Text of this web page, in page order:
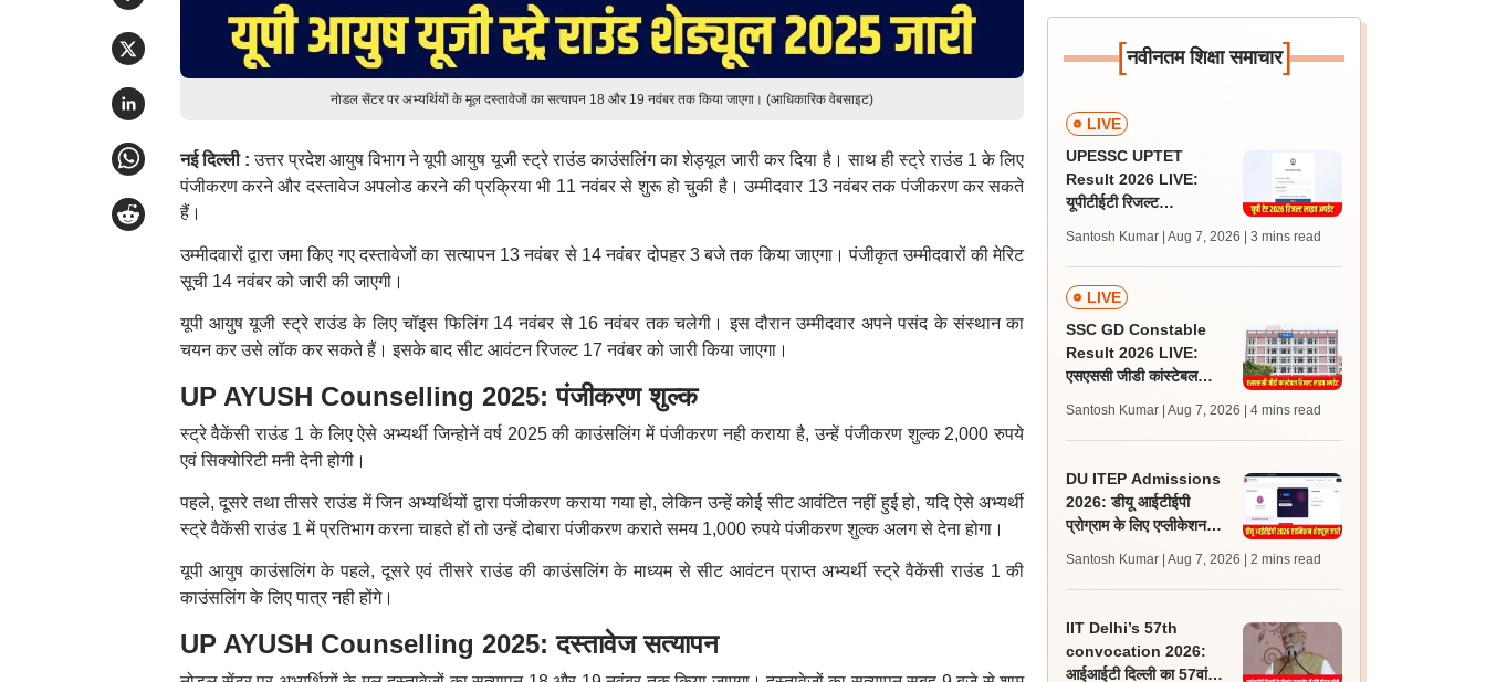
नोडल सेंटर पर अभ्यर्थियों के मूल दस्तावेजों का सत्यापन 18 और 19 नवंबर तक किया जाएगा। (आधिकारिक वेबसाइट)
नई दिल्ली : उत्तर प्रदेश आयुष विभाग ने यूपी आयुष यूजी स्ट्रे राउंड काउंसलिंग का शेड्यूल जारी कर दिया है। साथ ही स्ट्रे राउंड 1 के लिए
पंजीकरण करने और दस्तावेज अपलोड करने की प्रक्रिया भी 11 नवंबर से शुरू हो चुकी है। उम्मीदवार 13 नवंबर तक पंजीकरण कर सकते
हैं।
उम्मीदवारों द्वारा जमा किए गए दस्तावेजों का सत्यापन 13 नवंबर से 14 नवंबर दोपहर 3 बजे तक किया जाएगा। पंजीकृत उम्मीदवारों की मेरिट
सूची 14 नवंबर को जारी की जाएगी।
यूपी आयुष यूजी स्ट्रे राउंड के लिए चॉइस फिलिंग 14 नवंबर से 16 नवंबर तक चलेगी। इस दौरान उम्मीदवार अपने पसंद के संस्थान का
चयन कर उसे लॉक कर सकते हैं। इसके बाद सीट आवंटन रिजल्ट 17 नवंबर को जारी किया जाएगा।
UP AYUSH Counselling 2025: पंजीकरण शुल्क
स्ट्रे वैकेंसी राउंड 1 के लिए ऐसे अभ्यर्थी जिन्होनें वर्ष 2025 की काउंसलिंग में पंजीकरण नही कराया है, उन्हें पंजीकरण शुल्क 2,000 रुपये
एवं सिक्योरिटी मनी देनी होगी।
पहले, दूसरे तथा तीसरे राउंड में जिन अभ्यर्थियों द्वारा पंजीकरण कराया गया हो, लेकिन उन्हें कोई सीट आवंटित नहीं हुई हो, यदि ऐसे अभ्यर्थी
स्ट्रे वैकेंसी राउंड 1 में प्रतिभाग करना चाहते हों तो उन्हें दोबारा पंजीकरण कराते समय 1,000 रुपये पंजीकरण शुल्क अलग से देना होगा।
यूपी आयुष काउंसलिंग के पहले, दूसरे एवं तीसरे राउंड की काउंसलिंग के माध्यम से सीट आवंटन प्राप्त अभ्यर्थी स्ट्रे वैकेंसी राउंड 1 की
काउंसलिंग के लिए पात्र नही होंगे।
UP AYUSH Counselling 2025: दस्तावेज सत्यापन
[नवीनतम शिक्षा समाचार]
LIVE
UPESSC UPTET
Result 2026 LIVE:
यूपीटीईटी रिजल्ट
जल्द, जानें लेटेस्ट अपडेट,
पासिंग मार्क्स
Santosh Kumar | Aug 7, 2026 | 3 mins read
LIVE
SSC GD Constable
Result 2026 LIVE:
एसएससी जीडी कांस्टेबल
लेटेस्ट अपडेट, स्कोरकार्ड लिंक
Santosh Kumar | Aug 7, 2026 | 4 mins read
DU ITEP Admissions
2026: डीयू आईटीईपी
प्रोग्राम के लिए एप्लीकेशन
रिजल्ट 10 अगस्त को
Santosh Kumar | Aug 7, 2026 | 2 mins read
IIT Delhi’s 57th
convocation 2026:
आईआईटी दिल्ली का 57वां